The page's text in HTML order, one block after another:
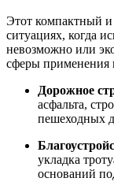
Этот компактный
ситуациях, когда
невозможно или
сферы применения
Дорожное
асфальта,
пешеходных
укладка
оснований